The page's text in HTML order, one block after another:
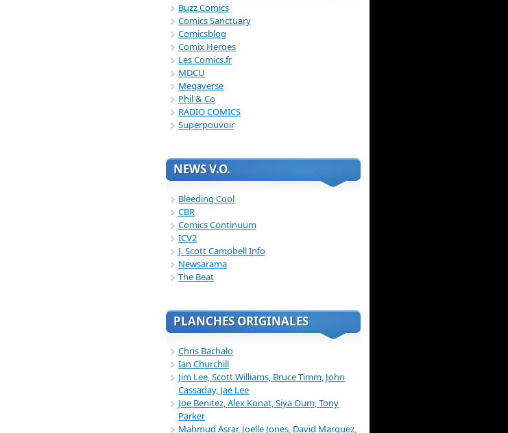
Buzz Comics
Comics Sanctuary
Comicsblog
Comix Heroes
Les Comics.fr
MDCU
Megaverse
Phil & Co
RADIO COMICS
Superpouvoir
NEWS V.O.
Bleeding Cool
CBR
Comics Continuum
ICV2
J. Scott Campbell Info
Newsarama
The Beat
PLANCHES ORIGINALES
Chris Bachalo
Ian Churchill
Jim Lee, Scott Williams, Bruce Timm, John
Cassaday, Jae Lee
Joe Benitez, Alex Konat, Siya Oum, Tony
Parker
Mahmud Asrar, Joelle Jones, David Marquez,